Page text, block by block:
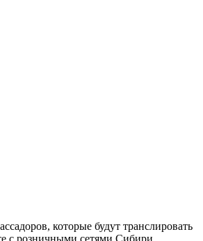
которые будут транслировать
с розничными сетями Сибири